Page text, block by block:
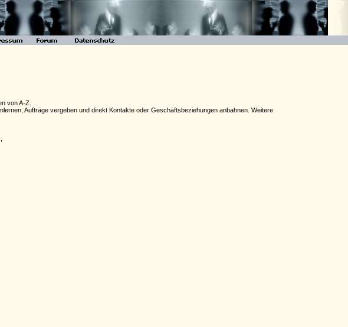
von A-Z.
Aufträge vergeben und direkt Kontakte oder Geschäftsbeziehungen anbahnen. Weitere